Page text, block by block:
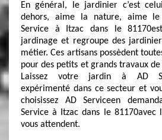
En général, le jardinier c’est
dehors, aime la nature, aime
Service à Itzac dans le
jardinage et regroupe des
métier. Ces artisans possèdent
pour des petits et grands travaux
Laissez votre jardin à AD
expérimenté dans ce secteur et
choisissez AD Serviceen
Service à Itzac dans le 81170avec
vous attendent.